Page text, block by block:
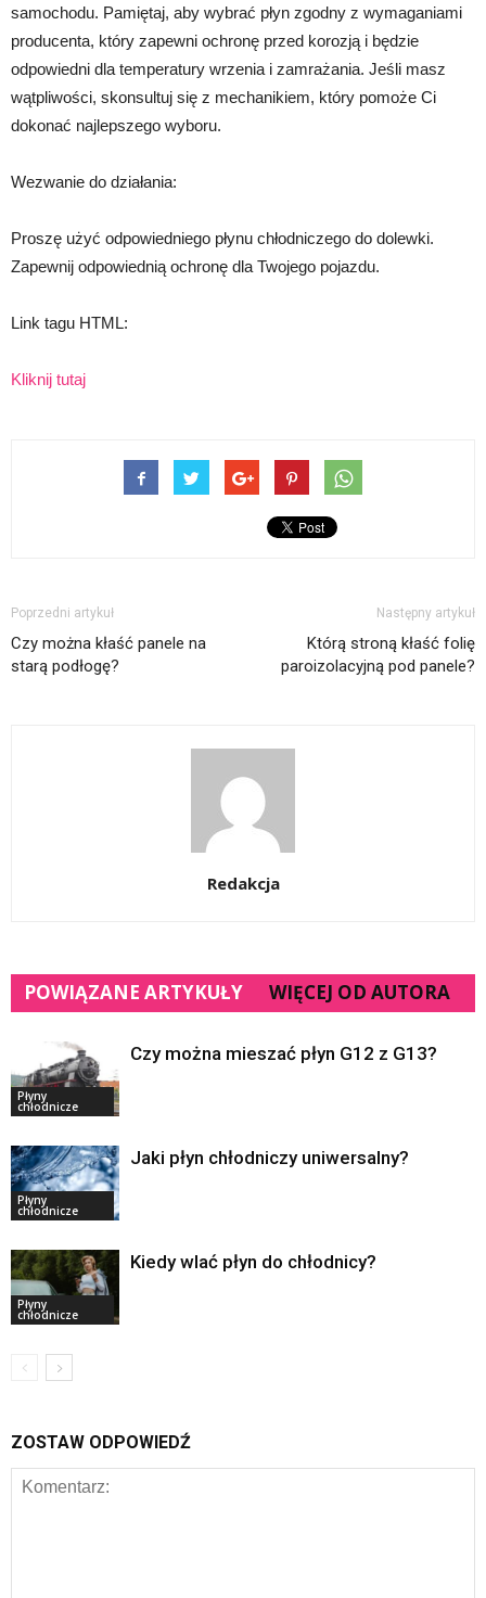
samochodu. Pamiętaj, aby wybrać płyn zgodny z wymaganiami
producenta, który zapewni ochronę przed korozją i będzie
odpowiedni dla temperatury wrzenia i zamrażania. Jeśli masz
wątpliwości, skonsultuj się z mechanikiem, który pomoże Ci
dokonać najlepszego wyboru.
Wezwanie do działania:
Proszę użyć odpowiedniego płynu chłodniczego do dolewki.
Zapewnij odpowiednią ochronę dla Twojego pojazdu.
Link tagu HTML:
Kliknij tutaj
Poprzedni artykuł
Czy można kłaść panele na
starą podłogę?
Następny artykuł
Którą stroną kłaść folię
paroizolacyjną pod panele?
Redakcja
POWIĄZANE ARTYKUŁY WIĘCEJ OD AUTORA
Płyny
chłodnicze
Czy można mieszać płyn G12 z G13?
Płyny
chłodnicze
Jaki płyn chłodniczy uniwersalny?
Płyny
chłodnicze
Kiedy wlać płyn do chłodnicy?
ZOSTAW ODPOWIEDŹ